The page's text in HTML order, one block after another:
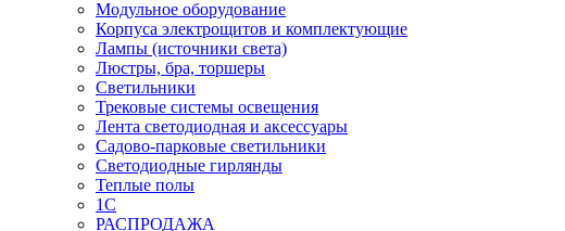
Модульное оборудование
Корпуса электрощитов и комплектующие
Лампы (источники света)
Люстры, бра, торшеры
Светильники
Трековые системы освещения
Лента светодиодная и аксессуары
Садово-парковые светильники
Светодиодные гирлянды
Теплые полы
1С
РАСПРОДАЖА